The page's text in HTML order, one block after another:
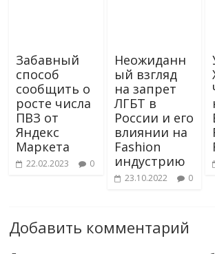
Забавный
способ
сообщить о
росте числа
ПВЗ от
Яндекс
Маркета
22.02.2023 0
Неожиданн
ый взгляд
на запрет
ЛГБТ в
России и его
влиянии на
Fashion
индустрию
23.10.2022 0
Добавить комментарий